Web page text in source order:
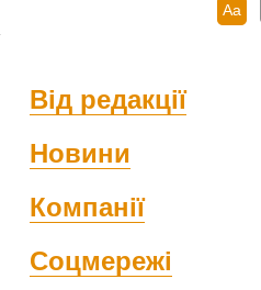
Aa
Від редакції
Новини
Компанії
Соцмережі